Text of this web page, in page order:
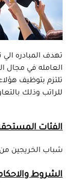
تهدف المبادره
العامله في مجال
تلتزم بتوظيف
للراتب وذلك
الفئات
شباب الخريجين
الشروط